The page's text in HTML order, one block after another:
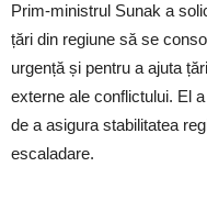
Prim-ministrul Sunak a
țări din regiune să se
urgență și pentru a ajuta
externe ale conflictului. El
de a asigura stabilitatea
escaladare.